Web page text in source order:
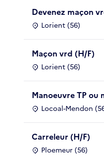
Devenez maçon
Lorient (56)
Maçon vrd (H/F)
Lorient (56)
Manoeuvre TP ou
Locoal-Mendon
Carreleur (H/F)
Ploemeur (56)